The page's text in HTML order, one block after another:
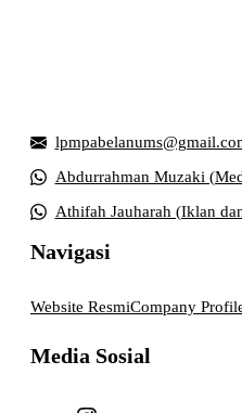
Abdurrahman Muzaki
Athifah Jauharah (Iklan
Navigasi
Website ResmiCompany
Media Sosial